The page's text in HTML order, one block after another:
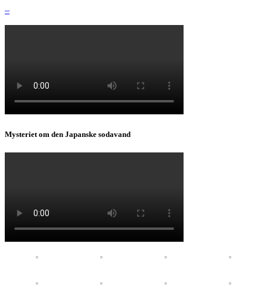
–
Mysteriet om den Japanske sodavand